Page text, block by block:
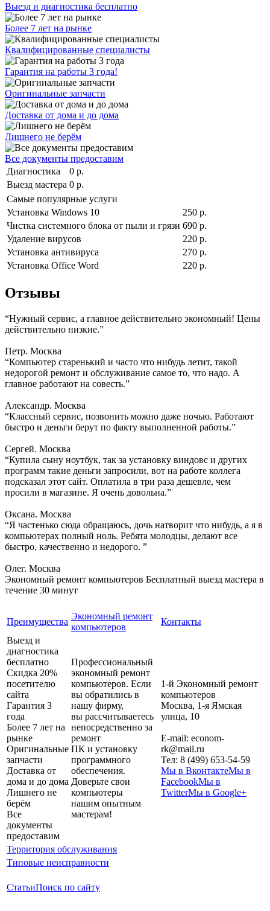
Выезд и диагностика бесплатно
Более 7 лет на рынке
Квалифицированные специалисты
Гарантия на работы 3 года!
Оригинальные запчасти
Доставка от дома и до дома
Лишнего не берём
Все документы предоставим
Диагностика
0 р.
Выезд мастера 0 р.
Самые популярные услуги
Установка Windows 10
250 р.
Чистка системного блока от пыли и грязи 690 р.
Удаление вирусов
220 р.
Установка антивируса
270 р.
Установка Office Word
220 р.
Отзывы
“Нужный сервис, а главное действительно экономный! Цены
действительно низкие.”
Петр. Москва
“Компьютер старенький и часто что нибудь летит, такой
недорогой ремонт и обслуживание самое то, что надо. А
главное работают на совесть.”
Александр. Москва
“Классный сервис, позвонить можно даже ночью. Работают
быстро и деньги берут по факту выполненной работы.”
Сергей. Москва
“Купила сыну ноутбук, так за установку виндовс и других
программ такие деньги запросили, вот на работе коллега
подсказал этот сайт. Оплатила в три раза дешевле, чем
просили в магазине. Я очень довольна.”
Оксана. Москва
“Я частенько сюда обращаюсь, дочь натворит что нибудь, а я в
компьютерах полный ноль. Ребята молодцы, делают все
быстро, качественно и недорого. ”
Олег. Москва
Экономный ремонт компьютеров Бесплатный выезд мастера в
течение 30 минут
Преимущества
Экономный ремонт
компьютеров
Контакты
Выезд и
диагностика
бесплатно
Скидка 20%
посетителю
сайта
Гарантия 3
года
Более 7 лет на
рынке
Оригинальные
запчасти
Доставка от
дома и до дома
Лишнего не
берём
Все
документы
предоставим
Профессиональный
экономный ремонт
компьютеров. Если
вы обратились в
нашу фирму,
вы рассчитываетесь
непосредственно за
ремонт
ПК и установку
программного
обеспечения.
Доверьте свои
компьютеры
нашим опытным
мастерам!
1-й Экономный ремонт
компьютеров
Москва, 1-я Ямская
улица, 10
E-mail: econom-
rk@mail.ru
Тел: 8 (499) 653-54-59
Мы в ВконтактеМы в
FacebookМы в
TwitterМы в Google+
Территория обслуживания
Типовые неисправности
СтатьиПоиск по сайту